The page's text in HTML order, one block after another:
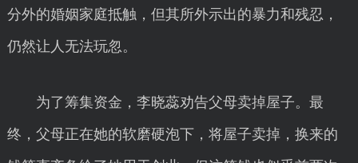
分外的婚姻家庭抵触，但其所外示出的暴力和残忍，
仍然让人无法玩忽。
为了筹集资金，李晓蕊劝告父母卖掉屋子。最
终，父母正在她的软磨硬泡下，将屋子卖掉，换来的